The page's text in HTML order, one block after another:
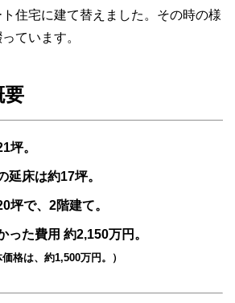
住宅に建て替えました。その時の様
ています。
要
坪。
延床は約17坪。
坪で、2階建て。
った費用 約2,150万円。
格は、約1,500万円。）